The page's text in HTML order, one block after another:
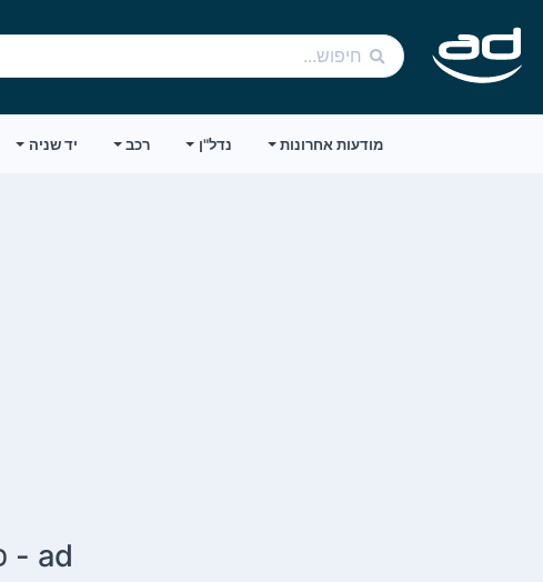
מודעות אחרונות נדל"ן רכב יד שניה
ad - כל מה שחיפשת, כל מה שתרצה לפרסם